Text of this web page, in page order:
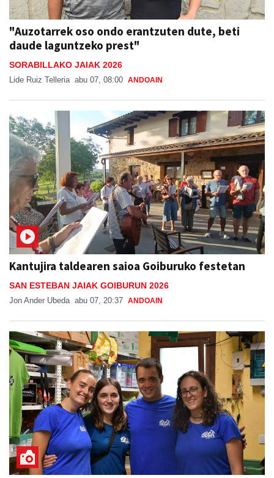
"Auzotarrek oso ondo erantzuten dute, beti
daude laguntzeko prest"
SORABILLAKO JAIAK 2026
Lide Ruiz Telleria abu 07, 08:00 ANDOAIN
Kantujira taldearen saioa Goiburuko festetan
SAN ESTEBAN JAIAK GOIBURUN 2026
Jon Ander Ubeda abu 07, 20:37 ANDOAIN